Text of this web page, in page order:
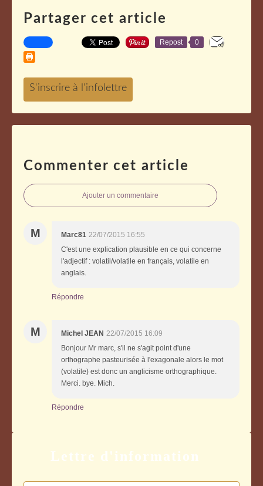
Partager cet article
Repost 0
Commenter cet article
Ajouter un commentaire
M Marc81 22/07/2015 16:55
C'est une explication plausible en ce qui concerne
l'adjectif : volatil/volatile en français, volatile en
anglais.
Répondre
M Michel JEAN 22/07/2015 16:09
Bonjour Mr marc, s'il ne s'agit point d'une
orthographe pasteurisée à l'exagonale alors le mot
(volatile) est donc un anglicisme orthographique.
Merci. bye. Mich.
Répondre